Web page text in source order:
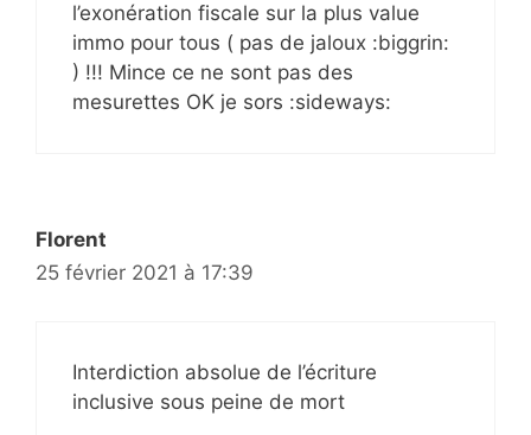
l’exonération fiscale sur la plus value
immo pour tous ( pas de jaloux :biggrin:
) !!! Mince ce ne sont pas des
mesurettes OK je sors :sideways:
Florent
25 février 2021 à 17:39
Interdiction absolue de l’écriture
inclusive sous peine de mort